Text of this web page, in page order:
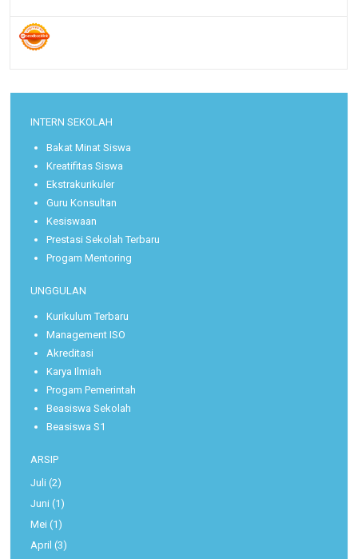
INTERN SEKOLAH
Bakat Minat Siswa
Kreatifitas Siswa
Ekstrakurikuler
Guru Konsultan
Kesiswaan
Prestasi Sekolah Terbaru
Progam Mentoring
UNGGULAN
Kurikulum Terbaru
Management ISO
Akreditasi
Karya Ilmiah
Progam Pemerintah
Beasiswa Sekolah
Beasiswa S1
ARSIP
Juli (2)
Juni (1)
Mei (1)
April (3)